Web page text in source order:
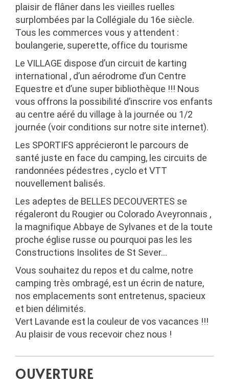
plaisir de flâner dans les vieilles ruelles
surplombées par la Collégiale du 16e siècle.
Tous les commerces vous y attendent :
boulangerie, superette, office du tourisme
Le VILLAGE dispose d’un circuit de karting
international , d’un aérodrome d’un Centre
Equestre et d’une super bibliothèque !!! Nous
vous offrons la possibilité d’inscrire vos enfants
au centre aéré du village à la journée ou 1/2
journée (voir conditions sur notre site internet).
Les SPORTIFS apprécieront le parcours de
santé juste en face du camping, les circuits de
randonnées pédestres , cyclo et VTT
nouvellement balisés.
Les adeptes de BELLES DECOUVERTES se
régaleront du Rougier ou Colorado Aveyronnais ,
la magnifique Abbaye de Sylvanes et de la toute
proche église russe ou pourquoi pas les les
Constructions Insolites de St Sever…
Vous souhaitez du repos et du calme, notre
camping très ombragé, est un écrin de nature,
nos emplacements sont entretenus, spacieux
et bien délimités.
Vert Lavande est la couleur de vos vacances !!!
Au plaisir de vous recevoir chez nous !
OUVERTURE